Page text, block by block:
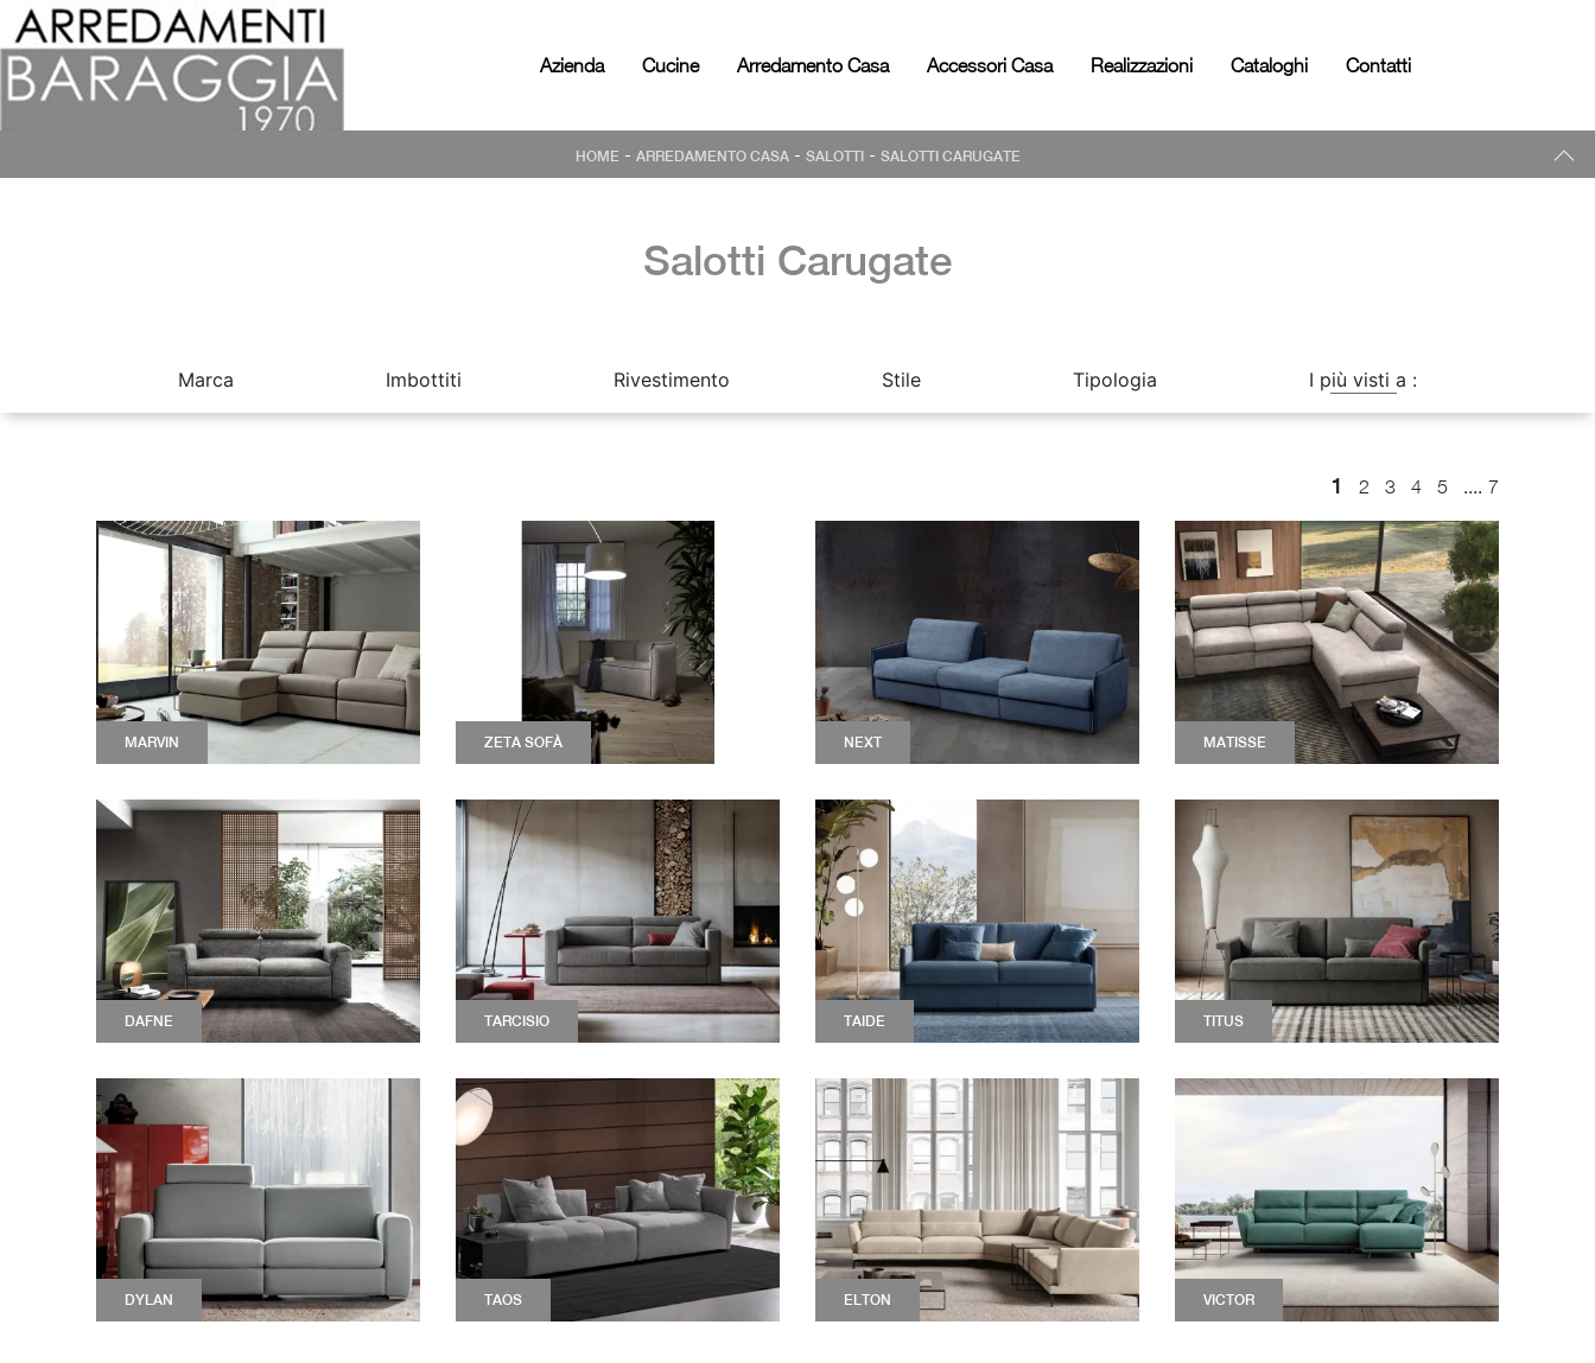
Azienda Cucine Arredamento Casa Accessori Casa Realizzazioni Cataloghi Contatti
HOME - ARREDAMENTO CASA- SALOTTI- SALOTTI CARUGATE
Salotti Carugate
Marca Imbottiti Rivestimento Stile Tipologia I più visti a :
1 2 3 4 5 ....7
MARVIN ZETA SOFÀ NEXT MATISSE
DAFNE TARCISIO TAIDE TITUS
DYLAN TAOS ELTON VICTOR